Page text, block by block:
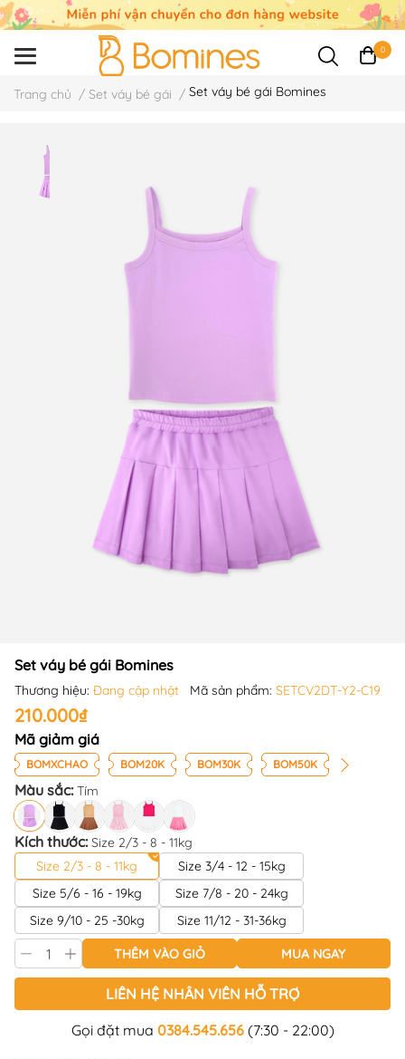
0
Trang chủ / Set váy bé gái / Set váy bé gái Bomines
Set váy bé gái Bomines
Thương hiệu: Đang cập nhật Mã sản phẩm: SETCV2DT-Y2-C19
210.000₫
Mã giảm giá
BOMXCHAO BOM20K BOM30K BOM50K
Màu sắc:Tím
Kích thước:Size 2/3 - 8 - 11kg
Size 2/3 - 8 - 11kg
Size 3/4 - 12 - 15kg
Size 5/6 - 16 - 19kg
Size 7/8 - 20 - 24kg
Size 9/10 - 25 -30kg
Size 11/12 - 31-36kg
THÊM VÀO GIỎ MUA NGAY
LIÊN HỆ NHÂN VIÊN HỖ TRỢ
Gọi đặt mua 0384.545.656(7:30 - 22:00)